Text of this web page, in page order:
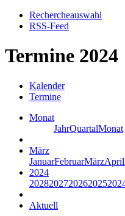
Rechercheauswahl
RSS-Feed
Termine 2024
Kalender
Termine
Monat
JahrQuartalMonat
März
JanuarFebruarMärzApril
2024
2028202720262025
Aktuell